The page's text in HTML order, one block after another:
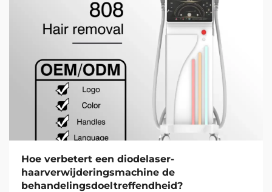
Hoe verbetert een diodelaser-
haarverwijderingsmachine de
behandelingsdoeltreffendheid?